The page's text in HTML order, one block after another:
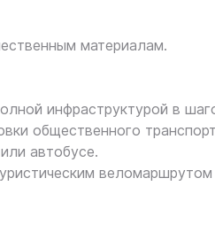
материалам.
инфраструктурой в
общественного
автобусе.
веломаршрутом